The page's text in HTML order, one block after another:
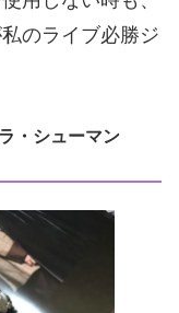
のライブ必勝ジ
・シューマン